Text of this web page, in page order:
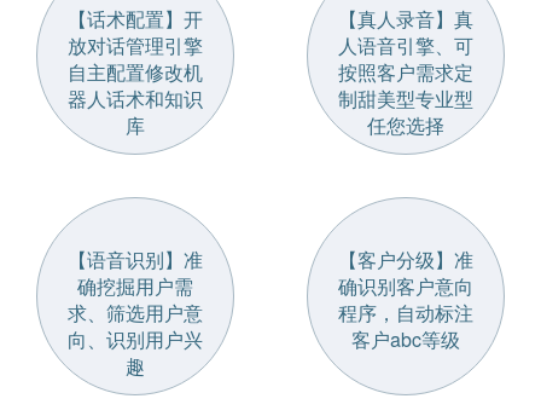
【话术配置】开
放对话管理引擎
自主配置修改机
器人话术和知识
库
【真人录音】真
人语音引擎、可
按照客户需求定
制甜美型专业型
任您选择
【语音识别】准
确挖掘用户需
求、筛选用户意
向、识别用户兴
趣
【客户分级】准
确识别客户意向
程序，自动标注
客户abc等级